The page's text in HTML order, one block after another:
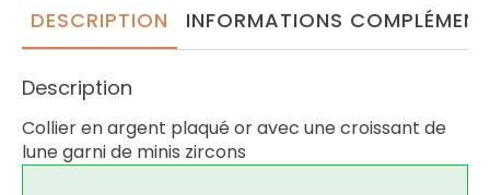
DESCRIPTION INFORMATIONS
Description
Collier en argent plaqué or avec une croissant de
lune garni de minis zircons